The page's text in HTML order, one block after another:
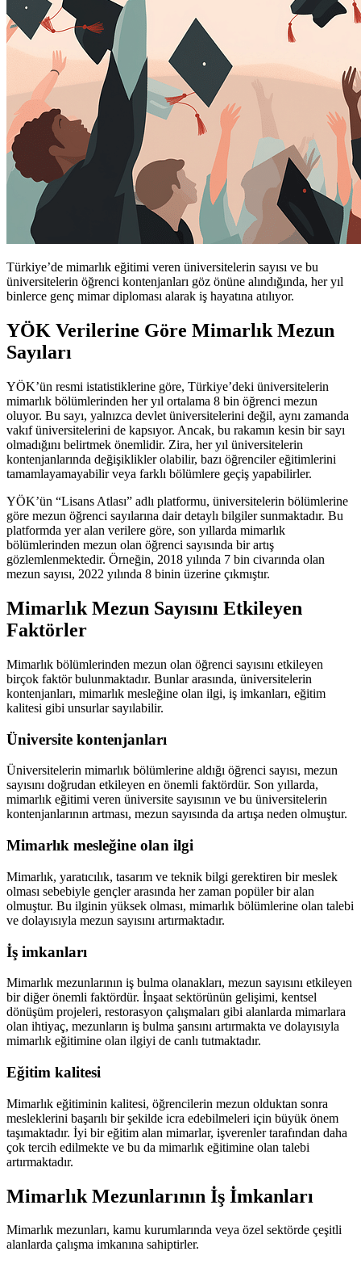
Türkiye’de mimarlık eğitimi veren üniversitelerin sayısı ve bu
üniversitelerin öğrenci kontenjanları göz önüne alındığında, her yıl
binlerce genç mimar diploması alarak iş hayatına atılıyor.
YÖK Verilerine Göre Mimarlık Mezun
Sayıları
YÖK’ün resmi istatistiklerine göre, Türkiye’deki üniversitelerin
mimarlık bölümlerinden her yıl ortalama 8 bin öğrenci mezun
oluyor. Bu sayı, yalnızca devlet üniversitelerini değil, aynı zamanda
vakıf üniversitelerini de kapsıyor. Ancak, bu rakamın kesin bir sayı
olmadığını belirtmek önemlidir. Zira, her yıl üniversitelerin
kontenjanlarında değişiklikler olabilir, bazı öğrenciler eğitimlerini
tamamlayamayabilir veya farklı bölümlere geçiş yapabilirler.
YÖK’ün “Lisans Atlası” adlı platformu, üniversitelerin bölümlerine
göre mezun öğrenci sayılarına dair detaylı bilgiler sunmaktadır. Bu
platformda yer alan verilere göre, son yıllarda mimarlık
bölümlerinden mezun olan öğrenci sayısında bir artış
gözlemlenmektedir. Örneğin, 2018 yılında 7 bin civarında olan
mezun sayısı, 2022 yılında 8 binin üzerine çıkmıştır.
Mimarlık Mezun Sayısını Etkileyen
Faktörler
Mimarlık bölümlerinden mezun olan öğrenci sayısını etkileyen
birçok faktör bulunmaktadır. Bunlar arasında, üniversitelerin
kontenjanları, mimarlık mesleğine olan ilgi, iş imkanları, eğitim
kalitesi gibi unsurlar sayılabilir.
Üniversite kontenjanları
Üniversitelerin mimarlık bölümlerine aldığı öğrenci sayısı, mezun
sayısını doğrudan etkileyen en önemli faktördür. Son yıllarda,
mimarlık eğitimi veren üniversite sayısının ve bu üniversitelerin
kontenjanlarının artması, mezun sayısında da artışa neden olmuştur.
Mimarlık mesleğine olan ilgi
Mimarlık, yaratıcılık, tasarım ve teknik bilgi gerektiren bir meslek
olması sebebiyle gençler arasında her zaman popüler bir alan
olmuştur. Bu ilginin yüksek olması, mimarlık bölümlerine olan talebi
ve dolayısıyla mezun sayısını artırmaktadır.
İş imkanları
Mimarlık mezunlarının iş bulma olanakları, mezun sayısını etkileyen
bir diğer önemli faktördür. İnşaat sektörünün gelişimi, kentsel
dönüşüm projeleri, restorasyon çalışmaları gibi alanlarda mimarlara
olan ihtiyaç, mezunların iş bulma şansını artırmakta ve dolayısıyla
mimarlık eğitimine olan ilgiyi de canlı tutmaktadır.
Eğitim kalitesi
Mimarlık eğitiminin kalitesi, öğrencilerin mezun olduktan sonra
mesleklerini başarılı bir şekilde icra edebilmeleri için büyük önem
taşımaktadır. İyi bir eğitim alan mimarlar, işverenler tarafından daha
çok tercih edilmekte ve bu da mimarlık eğitimine olan talebi
artırmaktadır.
Mimarlık Mezunlarının İş İmkanları
Mimarlık mezunları, kamu kurumlarında veya özel sektörde çeşitli
alanlarda çalışma imkanına sahiptirler.